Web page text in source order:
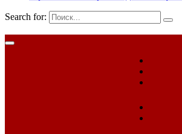
Search for: